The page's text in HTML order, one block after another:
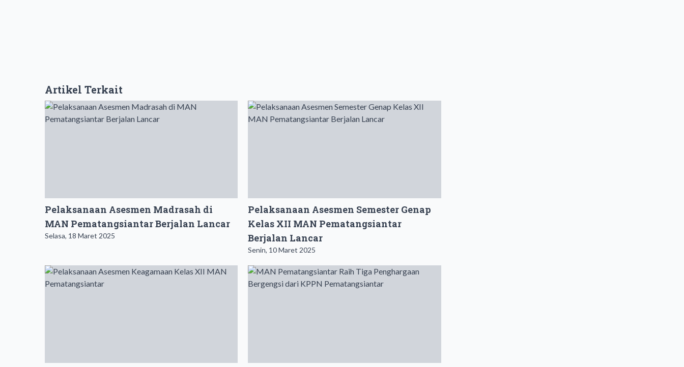
Artikel Terkait
Pelaksanaan Asesmen Madrasah di
MAN Pematangsiantar Berjalan Lancar
Selasa, 18 Maret 2025
Pelaksanaan Asesmen Semester Genap
Kelas XII MAN Pematangsiantar
Berjalan Lancar
Senin, 10 Maret 2025